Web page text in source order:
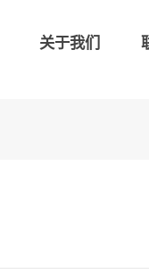
关于我们